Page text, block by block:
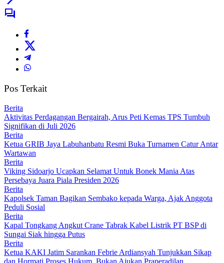
Pos Terkait
Berita
Aktivitas Perdagangan Bergairah, Arus Peti Kemas TPS Tumbuh
Signifikan di Juli 2026
Berita
Ketua GRIB Jaya Labuhanbatu Resmi Buka Turnamen Catur Antar
Wartawan
Berita
Viking Sidoarjo Ucapkan Selamat Untuk Bonek Mania Atas
Persebaya Juara Piala Presiden 2026
Berita
Kapolsek Taman Bagikan Sembako kepada Warga, Ajak Anggota
Peduli Sosial
Berita
Kapal Tongkang Angkut Crane Tabrak Kabel Listrik PT BSP di
Sungai Siak hingga Putus
Berita
Ketua KAKI Jatim Sarankan Febrie Ardiansyah Tunjukkan Sikap
dan Hormati Proses Hukum, Bukan Ajukan Praperadilan